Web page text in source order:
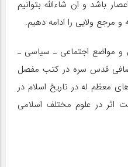
باشد و ان شاءالله بتوانیم
و مرجع ولایی را ادامه دهیم.
و مواضع اجتماعی ـ سیاسی ـ
صافی قدس سره در کتب مفصل
معظم له در تاریخ اسلام در
اثر در علوم مختلف اسلامی